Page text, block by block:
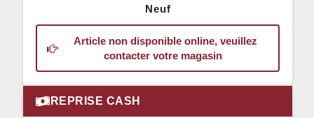
Neuf
Article non disponible online, veuillez
contacter votre magasin
REPRISE CASH